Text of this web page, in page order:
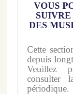
VOUS
DES
Cette
depuis
Veuillez
consulter
périodique.